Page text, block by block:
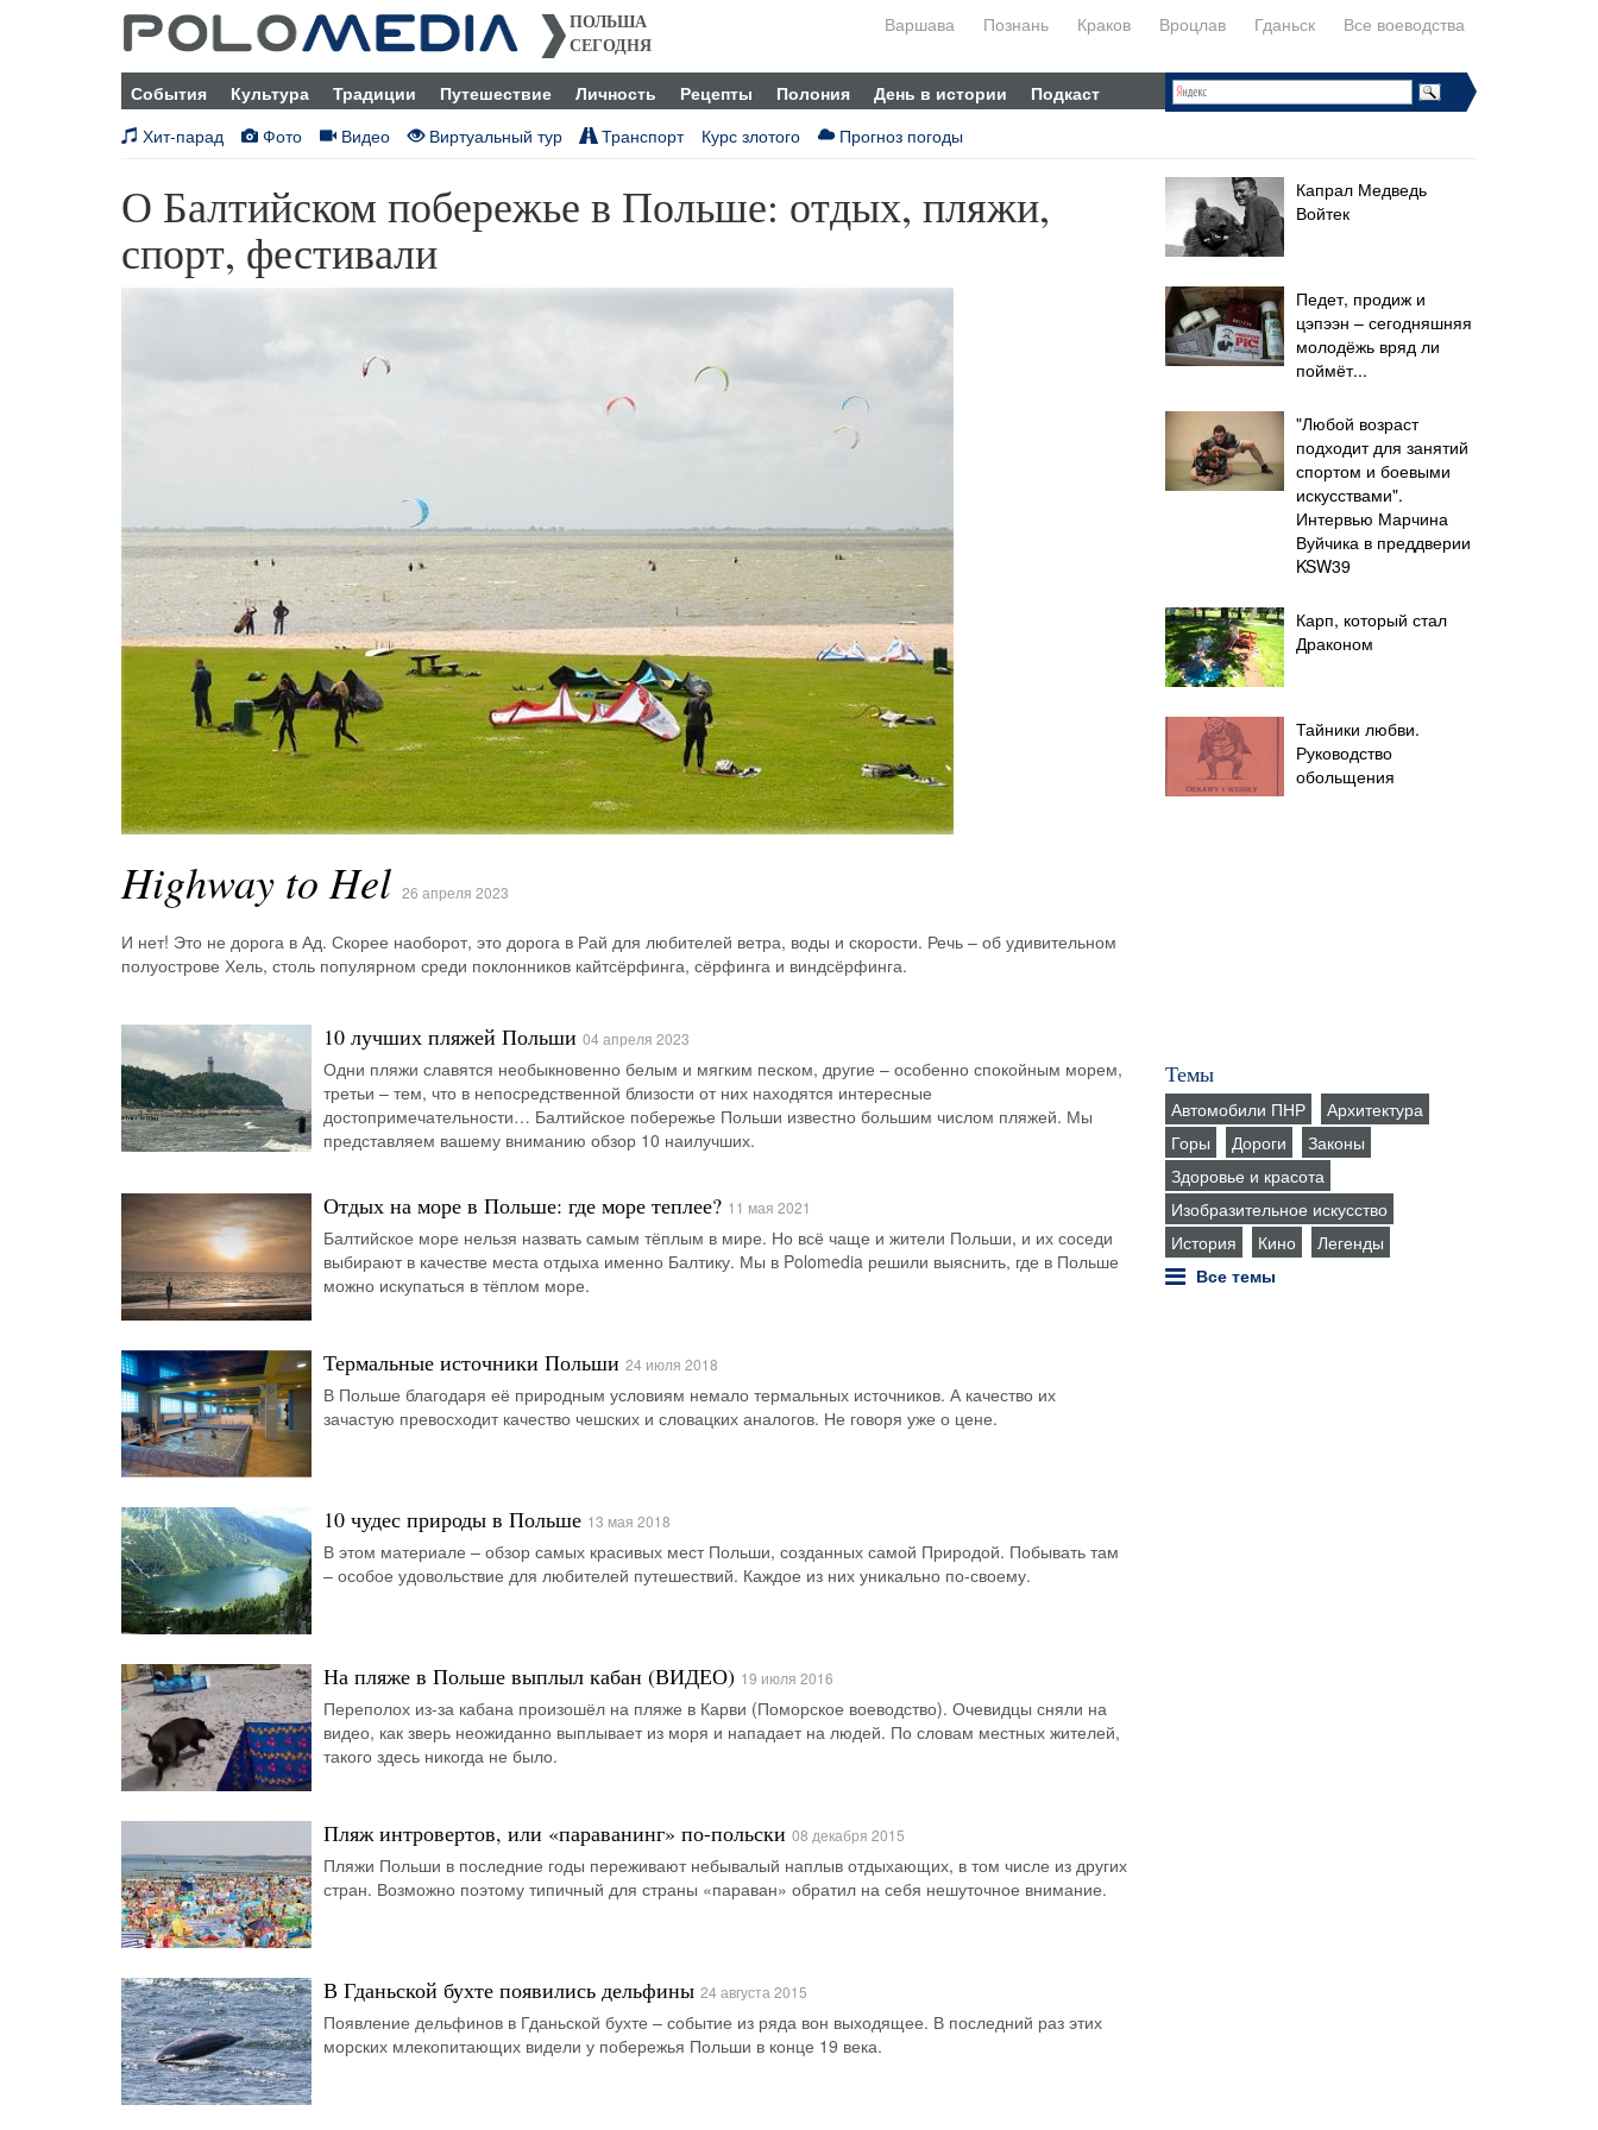
ПОЛЬША
СЕГОДНЯ
Варшава Познань Краков Вроцлав Гданьск Все воеводства
События Культура Традиции Путешествие Личность Рецепты Полония День в истории
Подкаст
Хит-парад
Фото Видео Виртуальный тур Транспорт Курс злотого Прогноз погоды
Капрал Медведь
Войтек
Педет, продиж и
цэпээн – сегодняшняя
молодёжь вряд ли
поймёт...
"Любой возраст
подходит для занятий
спортом и боевыми
искусствами".
Интервью Марчина
Вуйчика в преддверии
KSW39
Карп, который стал
Драконом
Тайники любви.
Руководство
обольщения
О Балтийском побережье в Польше: отдых, пляжи,
спорт, фестивали
Highway to Hel 26 апреля 2023
И нет! Это не дорога в Ад. Скорее наоборот, это дорога в Рай для любителей ветра, воды и скорости. Речь – об удивительном
полуострове Хель, столь популярном среди поклонников кайтсёрфинга, сёрфинга и виндсёрфинга.
10 лучших пляжей Польши 04 апреля 2023
Одни пляжи славятся необыкновенно белым и мягким песком, другие – особенно спокойным морем,
третьи – тем, что в непосредственной близости от них находятся интересные
достопримечательности… Балтийское побережье Польши известно большим числом пляжей. Мы
представляем вашему вниманию обзор 10 наилучших.
Отдых на море в Польше: где море теплее? 11 мая 2021
Балтийское море нельзя назвать самым тёплым в мире. Но всё чаще и жители Польши, и их соседи
выбирают в качестве места отдыха именно Балтику. Мы в Polomedia решили выяснить, где в Польше
можно искупаться в тёплом море.
Термальные источники Польши 24 июля 2018
В Польше благодаря её природным условиям немало термальных источников. А качество их
зачастую превосходит качество чешских и словацких аналогов. Не говоря уже о цене.
10 чудес природы в Польше 13 мая 2018
В этом материале – обзор самых красивых мест Польши, созданных самой Природой. Побывать там
– особое удовольствие для любителей путешествий. Каждое из них уникально по-своему.
На пляже в Польше выплыл кабан (ВИДЕО) 19 июля 2016
Переполох из-за кабана произошёл на пляже в Карви (Поморское воеводство). Очевидцы сняли на
видео, как зверь неожиданно выплывает из моря и нападает на людей. По словам местных жителей,
такого здесь никогда не было.
Пляж интровертов, или «параванинг» по-польски 08 декабря 2015
Пляжи Польши в последние годы переживают небывалый наплыв отдыхающих, в том числе из других
стран. Возможно поэтому типичный для страны «параван» обратил на себя нешуточное внимание.
В Гданьской бухте появились дельфины 24 августа 2015
Появление дельфинов в Гданьской бухте – событие из ряда вон выходящее. В последний раз этих
морских млекопитающих видели у побережья Польши в конце 19 века.
Темы
Автомобили ПНР
Архитектура
Горы
Дороги
Законы
Здоровье и красота
Изобразительное искусство
История
Кино
Легенды
Все темы